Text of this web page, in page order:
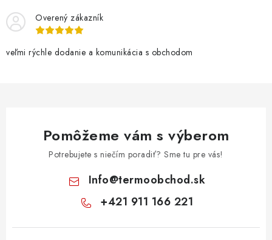
u
Overený zákazník
veľmi rýchle dodanie a komunikácia s obchodom
Pomôžeme vám s výberom
Potrebujete s niečím poradiť? Sme tu pre vás!
Info@termoobchod.sk
+421 911 166 221